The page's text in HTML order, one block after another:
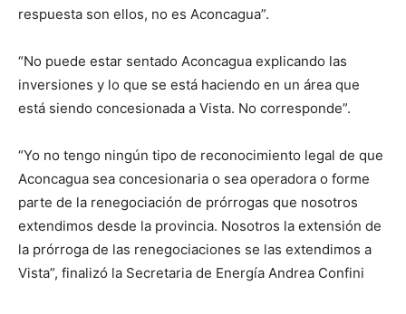
respuesta son ellos, no es Aconcagua”.
“No puede estar sentado Aconcagua explicando las
inversiones y lo que se está haciendo en un área que
está siendo concesionada a Vista. No corresponde”.
“Yo no tengo ningún tipo de reconocimiento legal de que
Aconcagua sea concesionaria o sea operadora o forme
parte de la renegociación de prórrogas que nosotros
extendimos desde la provincia. Nosotros la extensión de
la prórroga de las renegociaciones se las extendimos a
Vista”, finalizó la Secretaria de Energía Andrea Confini